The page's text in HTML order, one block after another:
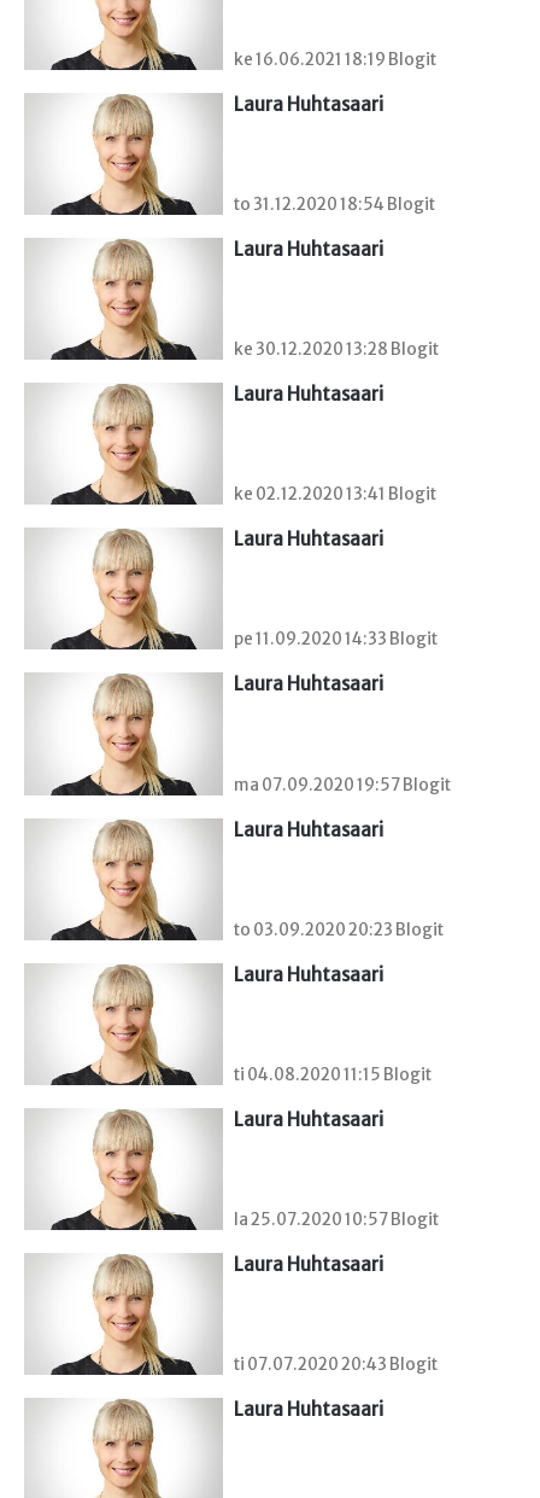
ke 16.06.2021 18:19 Blogit
Laura Huhtasaari
to 31.12.2020 18:54 Blogit
Laura Huhtasaari
ke 30.12.2020 13:28 Blogit
Laura Huhtasaari
ke 02.12.2020 13:41 Blogit
Laura Huhtasaari
pe 11.09.2020 14:33 Blogit
Laura Huhtasaari
ma 07.09.2020 19:57 Blogit
Laura Huhtasaari
to 03.09.2020 20:23 Blogit
Laura Huhtasaari
ti 04.08.2020 11:15 Blogit
Laura Huhtasaari
la 25.07.2020 10:57 Blogit
Laura Huhtasaari
ti 07.07.2020 20:43 Blogit
Laura Huhtasaari